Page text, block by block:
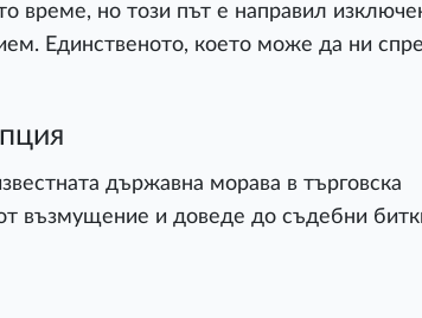
време, но този път е направил
Единственото, което може да ни
държавна морава в търговска
възмущение и доведе до съдебни